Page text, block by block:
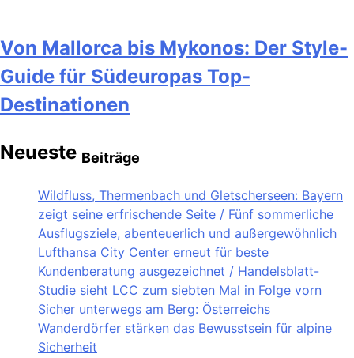
Von Mallorca bis Mykonos: Der Style-
Guide für Südeuropas Top-
Destinationen
Neueste Beiträge
Wildfluss, Thermenbach und Gletscherseen: Bayern
zeigt seine erfrischende Seite / Fünf sommerliche
Ausflugsziele, abenteuerlich und außergewöhnlich
Lufthansa City Center erneut für beste
Kundenberatung ausgezeichnet / Handelsblatt-
Studie sieht LCC zum siebten Mal in Folge vorn
Sicher unterwegs am Berg: Österreichs
Wanderdörfer stärken das Bewusstsein für alpine
Sicherheit